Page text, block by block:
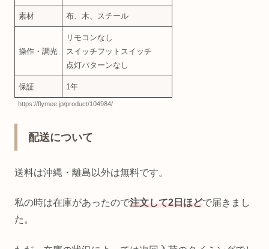
素材 布、木、スチール
操作・調光
リモコンなし
スイッチフットスイッチ
点灯パターンなし
保証 1年
https://flymee.jp/product/104984/
配送について
送料は沖縄・離島以外は無料です。
私の時は在庫があったので注文して2日ほどで届きまし
た。